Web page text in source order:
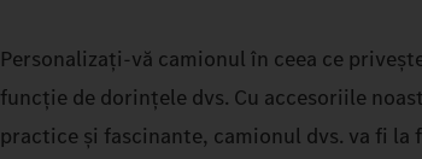
Personalizați-vă camionul în ceea ce
funcție de dorințele dvs. Cu accesoriile
practice și fascinante, camionul dvs. va fi